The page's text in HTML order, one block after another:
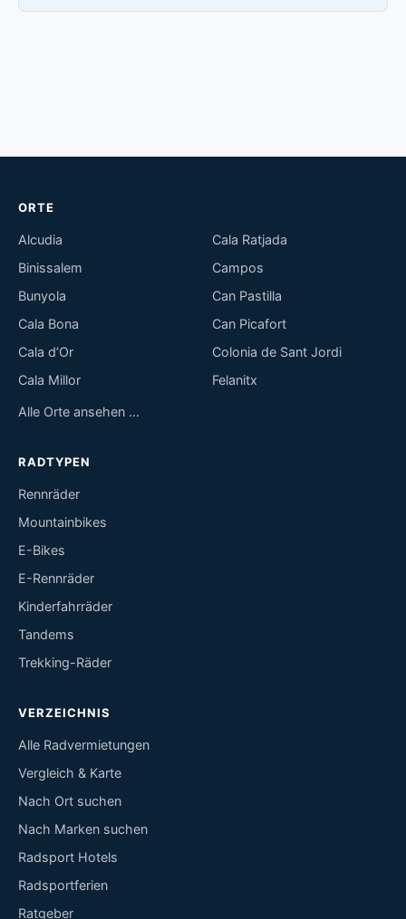
ORTE
Alcudia
Binissalem
Bunyola
Cala Bona
Cala d’Or
Cala Millor
Cala Ratjada
Campos
Can Pastilla
Can Picafort
Colonia de Sant Jordi
Felanitx
Alle Orte ansehen …
RADTYPEN
Rennräder
Mountainbikes
E-Bikes
E-Rennräder
Kinderfahrräder
Tandems
Trekking-Räder
VERZEICHNIS
Alle Radvermietungen
Vergleich & Karte
Nach Ort suchen
Nach Marken suchen
Radsport Hotels
Radsportferien
Ratgeber